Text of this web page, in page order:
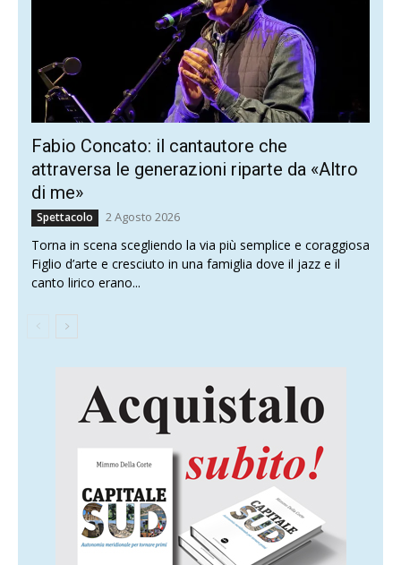
Fabio Concato: il cantautore che
attraversa le generazioni riparte da «Altro
di me»
Spettacolo 2 Agosto 2026
Torna in scena scegliendo la via più semplice e coraggiosa
Figlio d’arte e cresciuto in una famiglia dove il jazz e il
canto lirico erano...